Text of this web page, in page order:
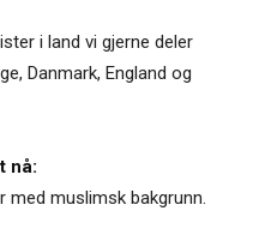
i land vi gjerne deler
Danmark, England og
nå:
muslimsk bakgrunn.